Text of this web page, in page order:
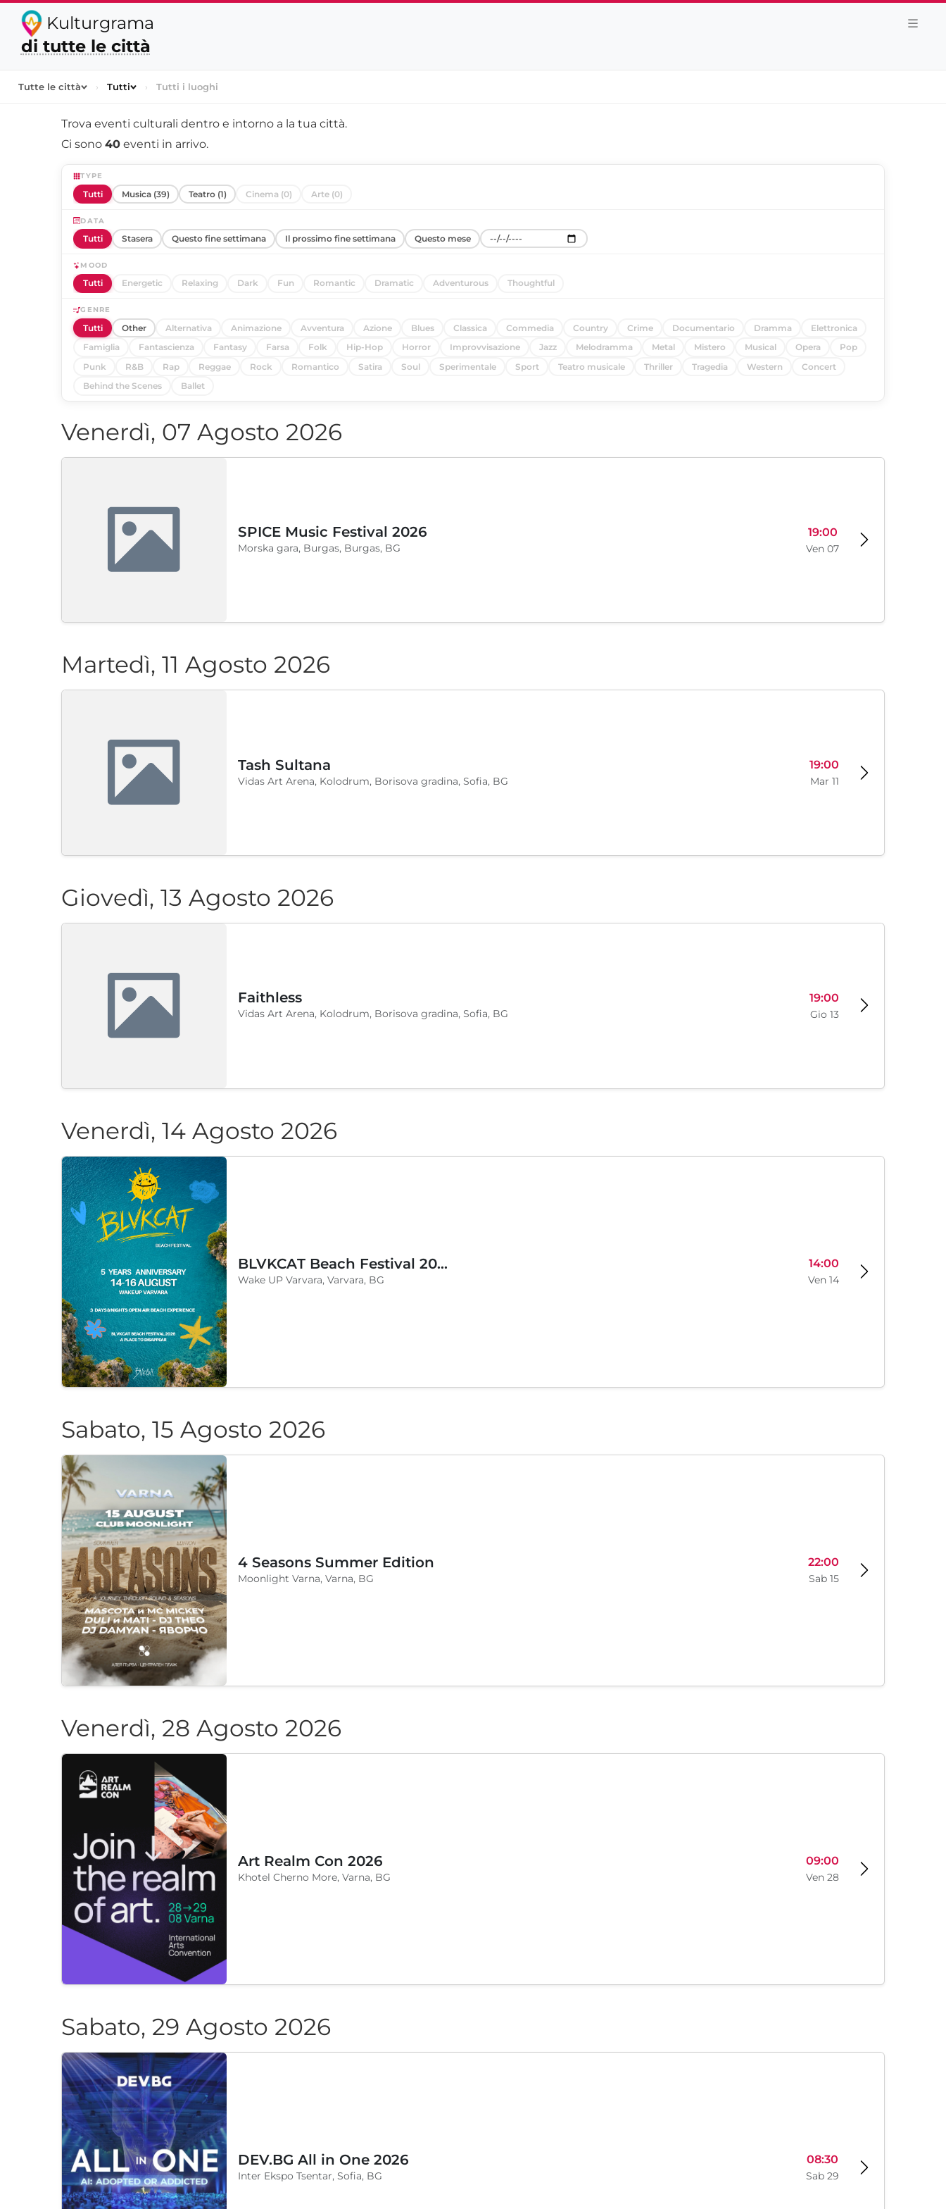
Kulturgrama
di tutte le città
Tutte le città › Tutti › Tutti i luoghi
Trova eventi culturali dentro e intorno a la tua città.
Ci sono 40 eventi in arrivo.
TYPE
Tutti Musica (39) Teatro (1) Cinema (0) Arte (0)
DATA
Tutti Stasera Questo fine settimana Il prossimo fine settimana Questo mese
MOOD
Tutti Energetic Relaxing Dark Fun Romantic Dramatic Adventurous Thoughtful
GENRE
Tutti Other Alternativa Animazione Avventura Azione Blues Classica Commedia Country Crime Documentario Dramma
Elettronica
Famiglia
Fantascienza Fantasy Farsa Folk Hip-Hop Horror Improvvisazione Jazz Melodramma Metal Mistero Musical Opera
Pop
Punk
R&B Rap Reggae Rock Romantico Satira Soul Sperimentale Sport Teatro musicale Thriller Tragedia Western
Concert
Behind the Scenes
Ballet
Venerdì, 07 Agosto 2026
SPICE Music Festival 2026
Morska gara, Burgas, Burgas, BG
19:00
Ven 07
Martedì, 11 Agosto 2026
Tash Sultana
Vidas Art Arena, Kolodrum, Borisova gradina, Sofia, BG
19:00
Mar 11
Giovedì, 13 Agosto 2026
Faithless
Vidas Art Arena, Kolodrum, Borisova gradina, Sofia, BG
19:00
Gio 13
Venerdì, 14 Agosto 2026
BLVKCAT Beach Festival 2026, Wake up Varvara
Wake UP Varvara, Varvara, BG
14:00
Ven 14
Sabato, 15 Agosto 2026
4 Seasons Summer Edition
Moonlight Varna, Varna, BG
22:00
Sab 15
Venerdì, 28 Agosto 2026
Art Realm Con 2026
Khotel Cherno More, Varna, BG
09:00
Ven 28
Sabato, 29 Agosto 2026
DEV.BG All in One 2026
Inter Ekspo Tsentar, Sofia, BG
08:30
Sab 29